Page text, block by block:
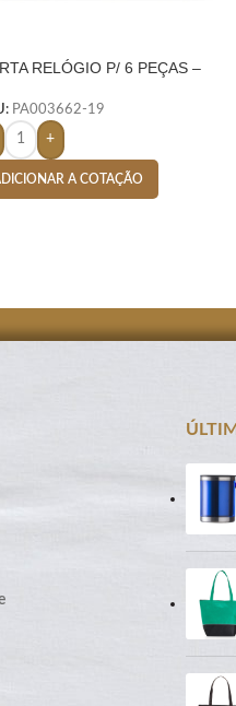
RELÓGIO P/ 6 PEÇAS –
PA003662-19
+
A COTAÇÃO